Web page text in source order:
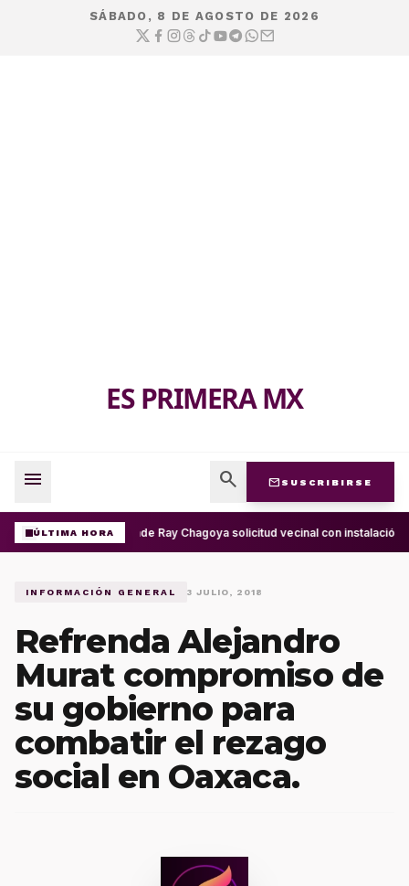
SÁBADO, 8 DE AGOSTO DE 2026
ES PRIMERA MX
menu search mail SUSCRIBIRSE
ÚLTIMA HORAAtiende Ray Chagoya solicitud vecinal con instalación
INFORMACIÓN GENERAL 3 JULIO, 2018
Refrenda Alejandro
Murat compromiso de
su gobierno para
combatir el rezago
social en Oaxaca.